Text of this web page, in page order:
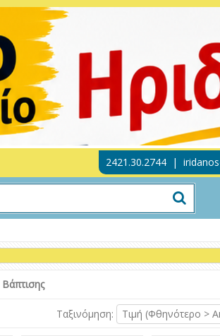
2421.30.2744 |
Βάπτισης
Ταξινόμηση: Τιμή (Φθηνότερο >